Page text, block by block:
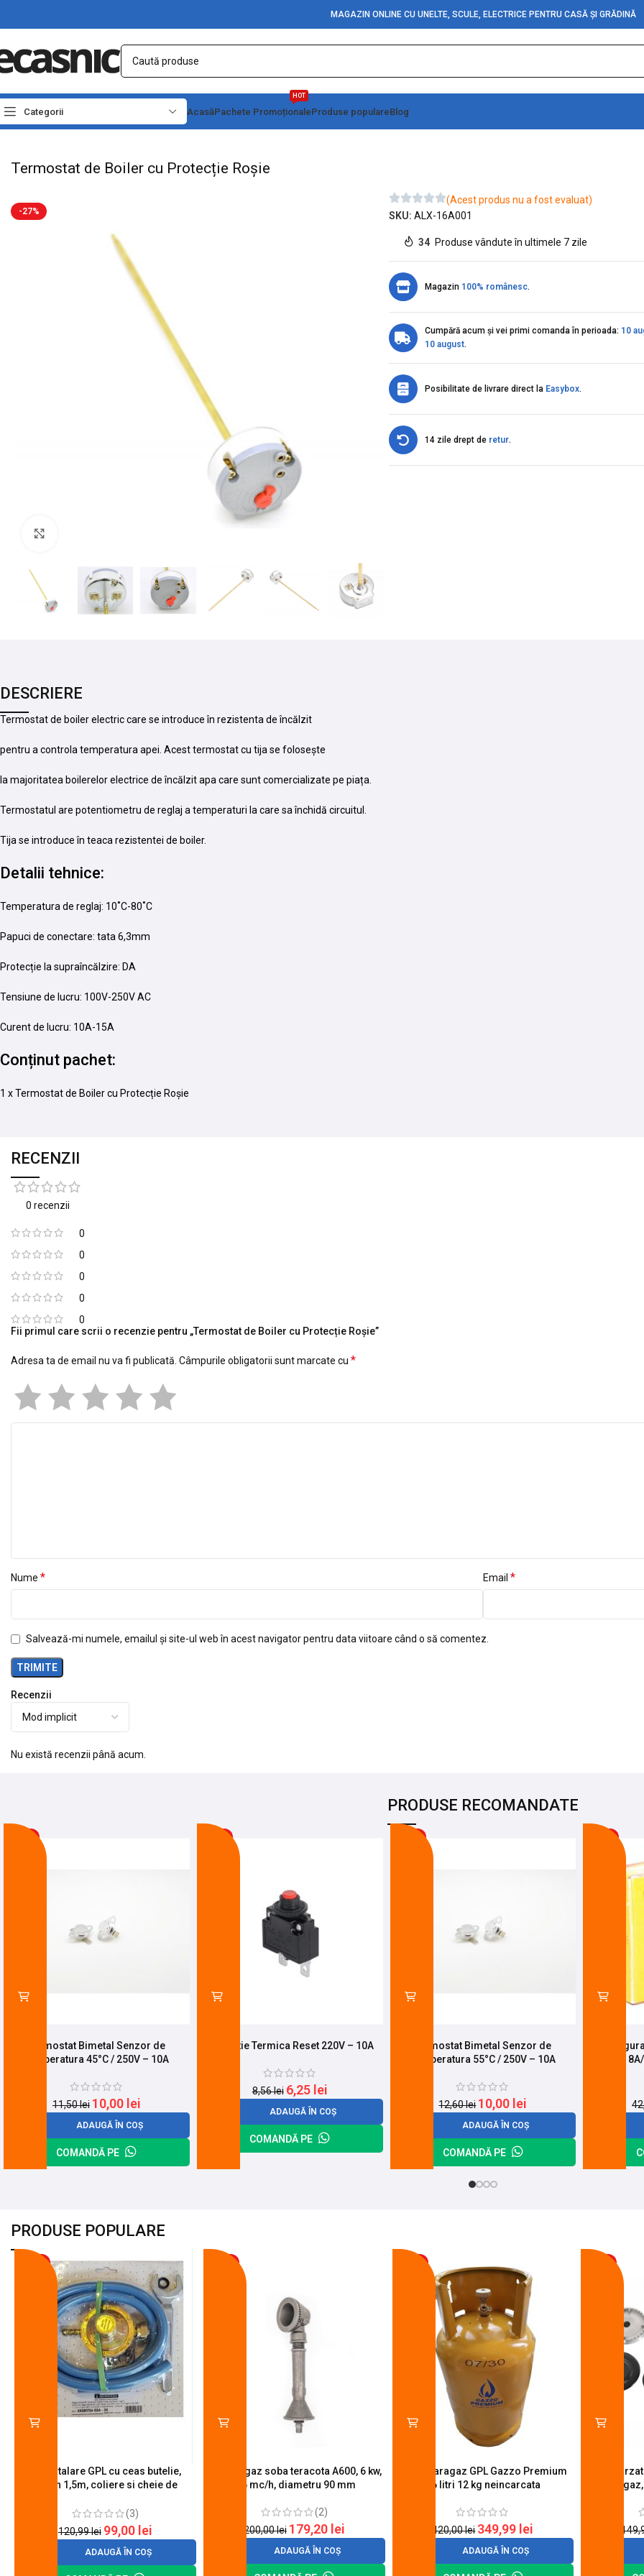
MAGAZIN ONLINE CU UNELTE, SCULE, ELECTRICE PENTRU CASĂ ȘI GRĂDINĂ
Categorii AcasăPachete Promoționale
HOT
Produse populareBlog
Prima pagină Electrice Termostate & Protectii
Termostat de Boiler cu Protecție Roșie
-27%
(Acest produs nu a fost evaluat)
SKU: ALX-16A001
34 Produse vândute în ultimele 7 zile
Magazin 100% românesc.
Cumpără acum și vei primi comanda în perioada: 10
10 august.
Posibilitate de livrare direct la Easybox.
14 zile drept de retur.
DESCRIERE
Termostat de boiler electric care se introduce în rezistenta de încălzit
pentru a controla temperatura apei. Acest termostat cu tija se folosește
la majoritatea boilerelor electrice de încălzit apa care sunt comercializate pe piața.
Termostatul are potentiometru de reglaj a temperaturi la care sa închidă circuitul.
Tija se introduce în teaca rezistentei de boiler.
Detalii tehnice:
Temperatura de reglaj: 10˚C-80˚C
Papuci de conectare: tata 6,3mm
Protecție la supraîncălzire: DA
Tensiune de lucru: 100V-250V AC
Curent de lucru: 10A-15A
Conținut pachet:
1 x Termostat de Boiler cu Protecție Roșie
RECENZII
0 recenzii
0
0
0
0
0
Recenzii
Nu există recenzii până acum.
Fii primul care scrii o recenzie pentru „Termostat de Boiler cu Protecție Roșie”
Adresa ta de email nu va fi publicată. Câmpurile obligatorii sunt marcate cu *
Nume * Email *
Salvează-mi numele, emailul și site-ul web în acest navigator pentru data viitoare când o să comentez.
PRODUSE RECOMANDATE
Termostat Bimetal Senzor de
Temperatura 45°C / 250V – 10A
11,50lei 10,00 lei
ADAUGĂ ÎN COȘ
COMANDĂ PE
Protectie Termica Reset 220V – 10A
8,56lei 6,25 lei
ADAUGĂ ÎN COȘ
COMANDĂ PE
Termostat Bimetal Senzor de
Temperatura 55°C / 250V – 10A
12,60lei 10,00 lei
ADAUGĂ ÎN COȘ
COMANDĂ PE
PRODUSE POPULARE
Kit instalare GPL cu ceas butelie,
furtun 1,5m, coliere si cheie de
(3)
120,99lei 99,00 lei
ADAUGĂ ÎN COȘ
Arzator gaz soba teracota A600, 6 kw,
0.6 mc/h, diametru 90 mm
(2)
200,00lei 179,20 lei
ADAUGĂ ÎN COȘ
Butelie aragaz GPL Gazzo Premium
26 litri 12 kg neincarcata
420,00lei 349,99 lei
ADAUGĂ ÎN COȘ
Set 4